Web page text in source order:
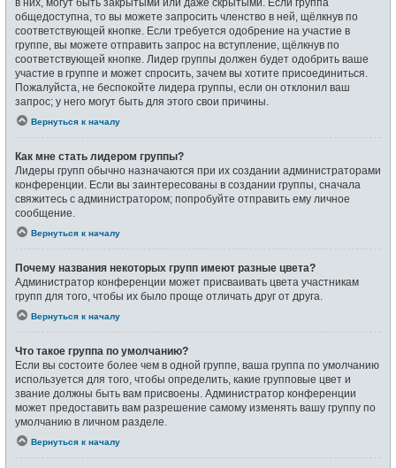
общедоступна, то вы можете запросить членство в ней, щёлкнув по
соответствующей кнопке. Если требуется одобрение на участие в
группе, вы можете отправить запрос на вступление, щёлкнув по
соответствующей кнопке. Лидер группы должен будет одобрить ваше
участие в группе и может спросить, зачем вы хотите присоединиться.
Пожалуйста, не беспокойте лидера группы, если он отклонил ваш
запрос; у него могут быть для этого свои причины.
Вернуться к началу
Как мне стать лидером группы?
Лидеры групп обычно назначаются при их создании администраторами
конференции. Если вы заинтересованы в создании группы, сначала
свяжитесь с администратором; попробуйте отправить ему личное
сообщение.
Вернуться к началу
Почему названия некоторых групп имеют разные цвета?
Администратор конференции может присваивать цвета участникам
групп для того, чтобы их было проще отличать друг от друга.
Вернуться к началу
Что такое группа по умолчанию?
Если вы состоите более чем в одной группе, ваша группа по умолчанию
используется для того, чтобы определить, какие групповые цвет и
звание должны быть вам присвоены. Администратор конференции
может предоставить вам разрешение самому изменять вашу группу по
умолчанию в личном разделе.
Вернуться к началу